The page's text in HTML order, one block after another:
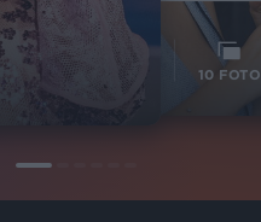
10 FOTO